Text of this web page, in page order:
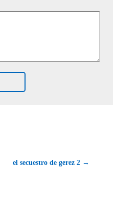
el secuestro de gerez 2 →